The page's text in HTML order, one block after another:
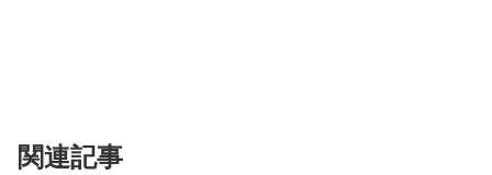
関連記事